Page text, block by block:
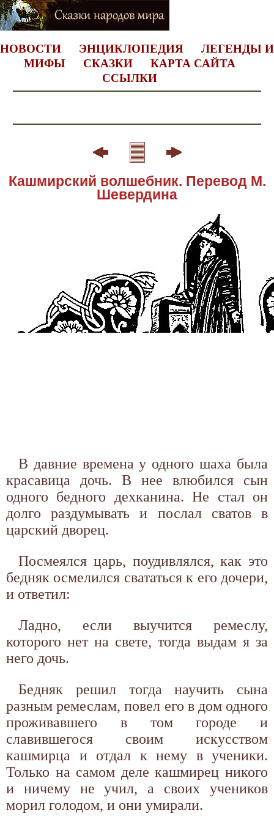
НОВОСТИ ЭНЦИКЛОПЕДИЯ
ЛЕГЕНДЫ И
МИФЫ
СКАЗКИ
КАРТА САЙТА
ССЫЛКИ
Кашмирский волшебник. Перевод М.
Шевердина
В давние времена у одного шаха была
красавица дочь. В нее влюбился сын
одного бедного дехканина. Не стал он
долго раздумывать и послал сватов в
царский дворец.
Посмеялся царь, поудивлялся, как это
бедняк осмелился свататься к его дочери,
и ответил:
Ладно, если выучится ремеслу,
которого нет на свете, тогда выдам я за
него дочь.
Бедняк решил тогда научить сына
разным ремеслам, повел его в дом одного
проживавшего в том городе и
славившегося своим искусством
кашмирца и отдал к нему в ученики.
Только на самом деле кашмирец никого
и ничему не учил, а своих учеников
морил голодом, и они умирали.